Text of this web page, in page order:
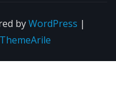
byWordPress |
ThemeArile